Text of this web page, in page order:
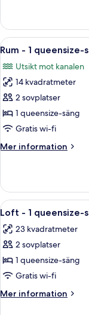
mot
kanalen
(Captain
Room)
-
queensize-
-
utsikt
mot
kanalen
(Captain
Room)
Öppna
alla
foton
för
Rum
-
1
säng
mot
kanalen
(Cosy
Room)
6
Rum - 1
Utsikt mot kanalen
14 kvadratmeter
2 sovplatser
1 queensize-säng
Gratis wi-fi
Mer information
Mer
-
queensize-
utsikt
kanalen
(Cosy
Öppna
alla
foton
för
Loft
-
1
queensize-
7
Loft - 1 queensize-
23 kvadratmeter
2 sovplatser
1 queensize-säng
Gratis wi-fi
Mer information
Mer